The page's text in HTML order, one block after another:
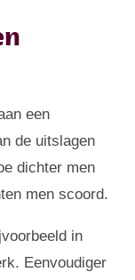
een
de uitslagen
dichter men
men scoord.
in
Eenvoudiger